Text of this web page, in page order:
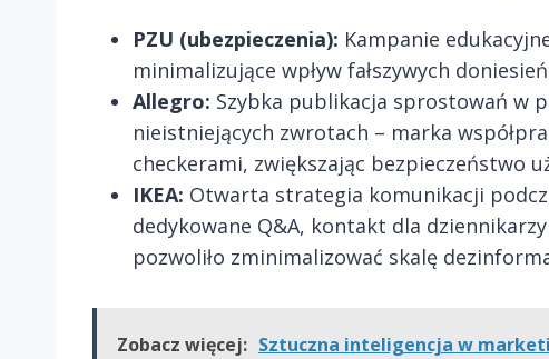
PZU (ubezpieczenia): Kampanie
minimalizujące wpływ fałszywych
Allegro: Szybka publikacja sprostowań w
nieistniejących zwrotach – marka
checkerami, zwiększając bezpieczeństwo
IKEA: Otwarta strategia komunikacji
dedykowane Q&A, kontakt dla
pozwoliło zminimalizować skalę
Zobacz więcej: Sztuczna inteligencja w